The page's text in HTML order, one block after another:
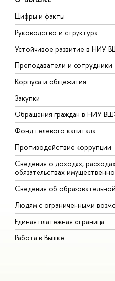
Цифры и факты
Руководство и структура
Устойчивое развитие в НИУ
Преподаватели и сотрудники
Корпуса и общежития
Закупки
Обращения граждан в НИУ
Фонд целевого капитала
Противодействие коррупции
Сведения о доходах,
обязательствах
Сведения об
Людям с ограниченными
Единая платежная страница
Работа в Вышке